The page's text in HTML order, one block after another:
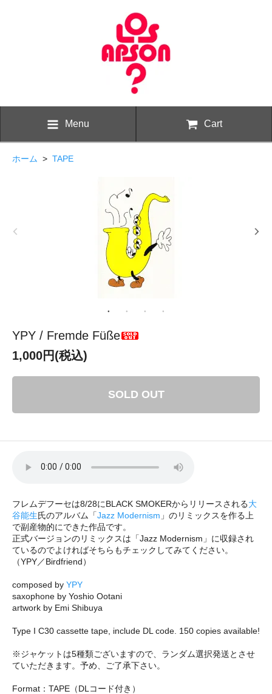
Menu Cart
ホーム > TAPE
YPY / Fremde Füße
1,000円(税込)
SOLD OUT
フレムデフーセは8/28にBLACK SMOKERからリリースされる大
谷能生氏のアルバム「Jazz Modernism 」のリミックスを作る上
で副産物的にできた作品です。
正式バージョンのリミックスは「Jazz Modernism」に収録され
ているのでよければそちらもチェックしてみてください。
（YPY／Birdfriend）
composed by YPY
saxophone by Yoshio Ootani
artwork by Emi Shibuya
Type I C30 cassette tape, include DL code. 150 copies available!
※ジャケットは5種類ございますので、ランダム選択発送とさせ
ていただきます。予め、ご了承下さい。
Format：TAPE（DLコード付き）